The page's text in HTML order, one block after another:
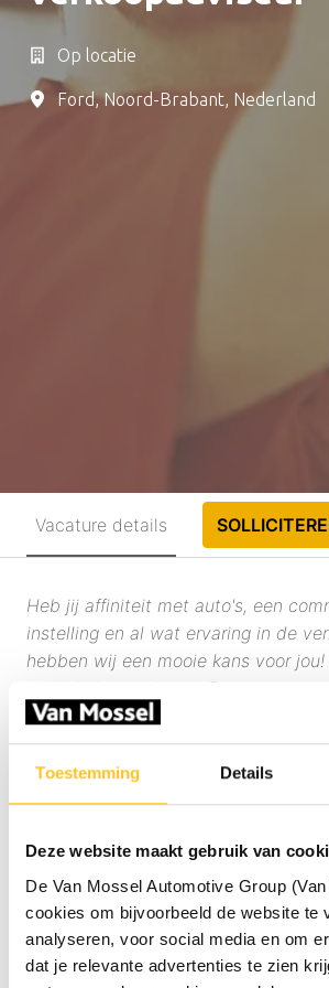
Toestemming Details
Deze website maakt gebruik van
De Van Mossel Automotive Group
cookies om bijvoorbeeld de website te
analyseren, voor social media en om
dat je relevante advertenties te zien
Op locatie
Ford, Noord-Brabant, Nederland
Vacature details
Heb jij affiniteit met auto's, een
instelling en al wat ervaring in de
hebben wij een mooie kans voor
gaat de komende tijd 5
introduceren, daarvoor zoeken wij
salesteam, wil jij onderdeleel
Voor onze moderne Van Mossel
Tilburg zijn wij op zoek naar een
klantgerichte en overtuigende
aankoop van hun nieuwe of
Wat ga je doen?
Als verkoopadviseur bij Van Mossel